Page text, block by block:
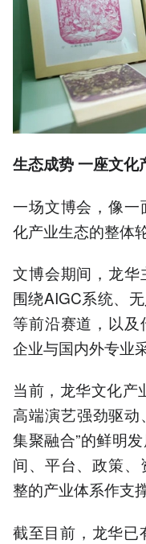
生态成势 一座文化
一场文博会，像
化产业生态的整体
文博会期间，龙华
围绕AIGC系统、
等前沿赛道，以
企业与国内外专业
当前，龙华文化产
高端演艺强劲驱
集聚融合”的鲜明
间、平台、政策
整的产业体系作支
截至目前，龙华已